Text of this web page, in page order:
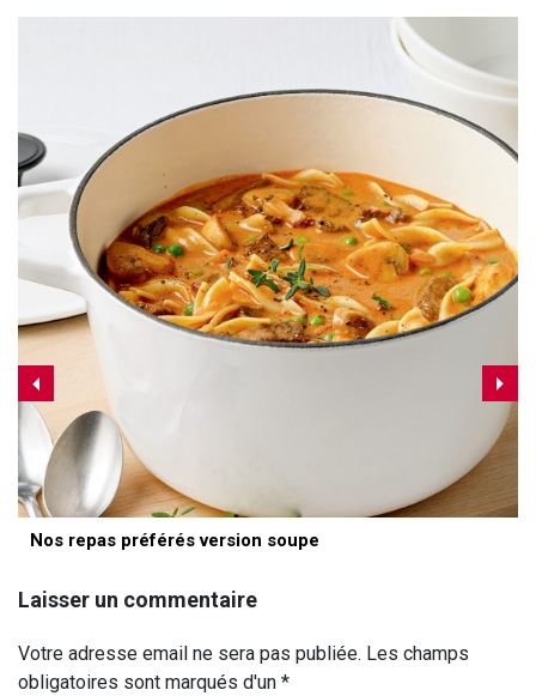
Nos repas préférés version soupe
Laisser un commentaire
Votre adresse email ne sera pas publiée. Les champs
obligatoires sont marqués d'un *